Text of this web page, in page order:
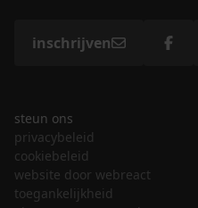
inschrijven
steun ons
privacybeleid
cookiebeleid
website door webreact
toegankelijkheid